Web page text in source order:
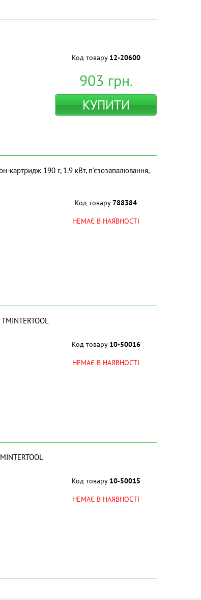
Код товару 12-20600
903 грн.
КУПИТИ
картридж 190 г, 1.9 кВт, п'єзозапалювання,
Код товару788384
НЕМАЄ В НАЯВНОСТІ
Код товару 10-50016
НЕМАЄ В НАЯВНОСТІ
Код товару 10-50015
НЕМАЄ В НАЯВНОСТІ